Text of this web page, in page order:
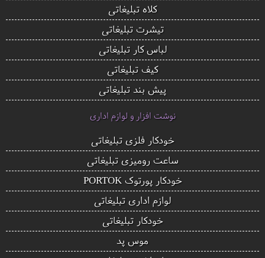
کلاه تبلیغاتی
تیشرت تبلیغاتی
لباس کار تبلیغاتی
کیف تبلیغاتی
پیش بند تبلیغاتی
نوشت افزار و لوازم اداری
خودکار فلزی تبلیغاتی
ساعت رومیزی تبلیغاتی
خودکار پورتوک PORTOK
لوازم اداری تبلیغاتی
خودکار تبلیغاتی
موس پد